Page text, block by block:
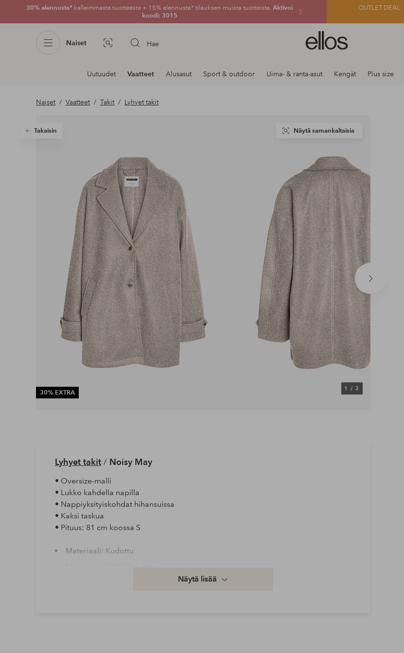
30% alennusta* kalleimmasta tuotteesta + 15% alennusta* tilauksen muista tuotteista. Aktivoi
koodi: 3015
OUTLET DEAL -
Naiset Kuvahaku Hae
Ellos-
logo
siirry
Navigointi
osastoilla
Uutuudet Vaatteet Alusasut Sport & outdoor Uima- & ranta-asut Kengät Plus size
Naiset Vaatteet Takit Lyhyet takit
Takaisin
Seuraava
30% EXTRA
1/ 2
Näytä samankaltaisia
Lyhyet takit/ Noisy May
• Oversize-malli
• Lukko kahdella napilla
• Nappiyksityiskohdat hihansuissa
• Kaksi taskua
• Pituus: 81 cm koossa S
Materiaali: Kudottu
Näytä lisää